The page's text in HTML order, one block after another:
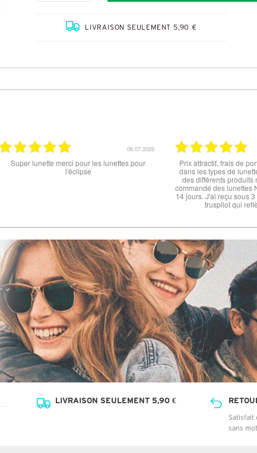
LIVRAISON SEULEMENT 5,90 €
18.06.2026
Prix attractif, frais de port faible, un grand choix
dans les types de lunettes. Attention: les stocks
tout est parfait , que ce
ou la
LIVRAISON SEULEMENT 5,90 €
Satisfait
sans